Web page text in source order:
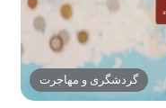
گردشگری و مهاجرت